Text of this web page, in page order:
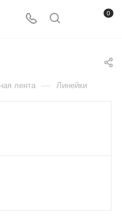
0
лента — Линейки